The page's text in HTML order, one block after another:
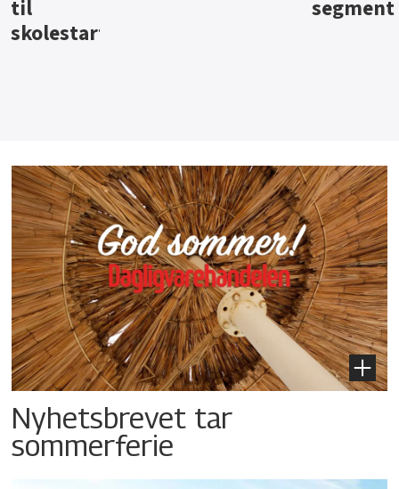
Nyhetsbrevet tar
sommerferie